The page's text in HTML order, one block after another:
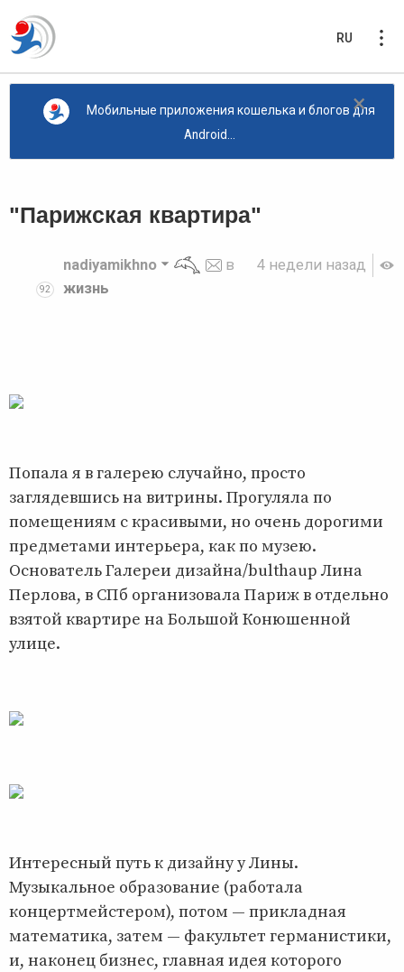
RU
×
Мобильные приложения кошелька и блогов для
Android...
"Парижская квартира"
4 недели назад
92
nadiyamikhno
в
жизнь
Попала я в галерею случайно, просто
заглядевшись на витрины. Прогуляла по
помещениям с красивыми, но очень дорогими
предметами интерьера, как по музею.
Основатель Галереи дизайна/bulthaup Лина
Перлова, в СПб организовала Париж в отдельно
взятой квартире на Большой Конюшенной
улице.
Интересный путь к дизайну у Лины.
Музыкальное образование (работала
концертмейстером), потом — прикладная
математика, затем — факультет германистики,
и, наконец бизнес, главная идея которого